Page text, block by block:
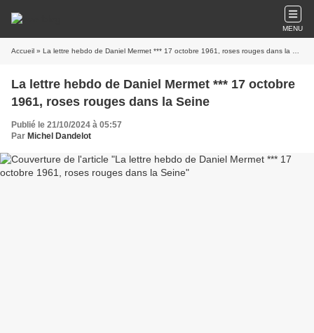
MENU
Accueil » La lettre hebdo de Daniel Mermet *** 17 octobre 1961, roses rouges dans la Seine
La lettre hebdo de Daniel Mermet *** 17 octobre
1961, roses rouges dans la Seine
Publié le 21/10/2024 à 05:57
Par Michel Dandelot